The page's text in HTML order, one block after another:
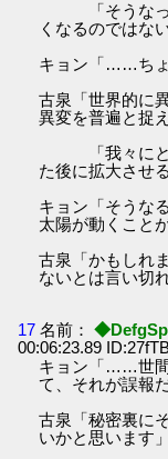
「そうなって
くなるのではな
キョン「……ちょ
古泉「世界的に
異変を普遍と捉
「我々にとっ
た後に拡大させ
キョン「そうな
太陽が動くこと
古泉「かもしれ
ないとは言い切
17 名前：
00:06:23.89
キョン「……世間
て、それが誤報
古泉「秘密裏に
いかと思います」